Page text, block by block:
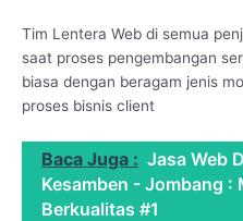
Tim Lentera Web di semua
saat proses pengembangan
biasa dengan beragam jenis
proses bisnis client
Baca Juga : Jasa Web
Kesamben - Jombang :
Berkualitas #1